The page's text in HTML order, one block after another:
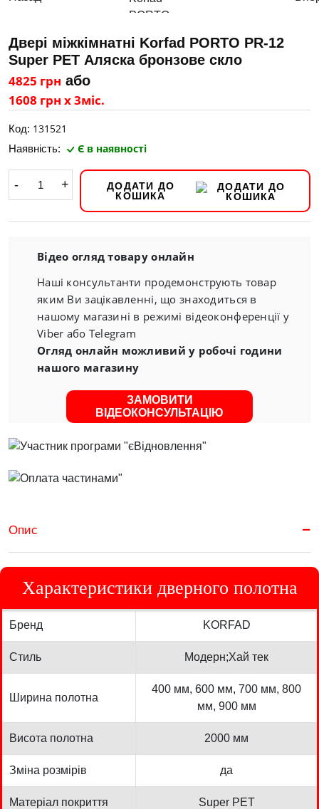
Двері міжкімнатні Korfad PORTO PR-12
Super PET Аляска бронзове скло
4825 грн або
1608 грн х 3міс.
Код: 131521
Наявність: Є в наявності
- +
ДОДАТИ ДО
КОШИКА
Відео огляд товару онлайн
Наші консультанти продемонструють товар
яким Ви зацікавленні, що знаходиться в
нашому магазині в режимі відеоконференції у
Viber або Telegram
Огляд онлайн можливий у робочі години
нашого магазину
ЗАМОВИТИ
ВІДЕОКОНСУЛЬТАЦІЮ
Опис
Характеристики дверного полотна
Бренд KORFAD
Стиль Модерн;Хай тек
Ширина полотна
400 мм, 600 мм, 700 мм, 800
мм, 900 мм
Висота полотна 2000 мм
Зміна розмірів да
Матеріал покриття Super PET